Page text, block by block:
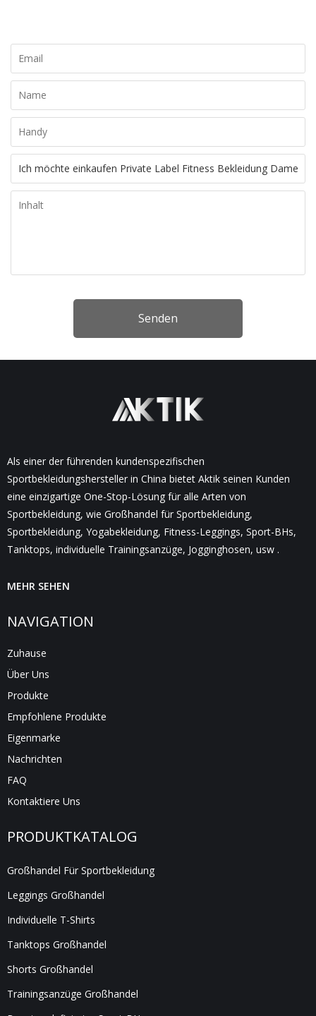
Senden
Als einer der führenden kundenspezifischen
Sportbekleidungshersteller in China bietet Aktik seinen Kunden
eine einzigartige One-Stop-Lösung für alle Arten von
Sportbekleidung, wie Großhandel für Sportbekleidung,
Sportbekleidung, Yogabekleidung, Fitness-Leggings, Sport-BHs,
Tanktops, individuelle Trainingsanzüge, Jogginghosen, usw .
MEHR SEHEN
NAVIGATION
Zuhause
Über Uns
Produkte
Empfohlene Produkte
Eigenmarke
Nachrichten
FAQ
Kontaktiere Uns
PRODUKTKATALOG
Großhandel Für Sportbekleidung
Leggings Großhandel
Individuelle T-Shirts
Tanktops Großhandel
Shorts Großhandel
Trainingsanzüge Großhandel